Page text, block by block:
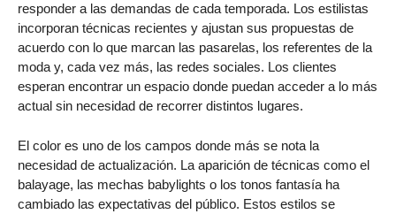
responder a las demandas de cada temporada. Los estilistas
incorporan técnicas recientes y ajustan sus propuestas de
acuerdo con lo que marcan las pasarelas, los referentes de la
moda y, cada vez más, las redes sociales. Los clientes
esperan encontrar un espacio donde puedan acceder a lo más
actual sin necesidad de recorrer distintos lugares.
El color es uno de los campos donde más se nota la
necesidad de actualización. La aparición de técnicas como el
balayage, las mechas babylights o los tonos fantasía ha
cambiado las expectativas del público. Estos estilos se